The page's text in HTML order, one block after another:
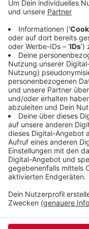
keine Zusage.
meisten freien
Verkauf, in
Interesse gebe es
Bürostellen.
Veröffentlicht:
Anzeige
Anzeige